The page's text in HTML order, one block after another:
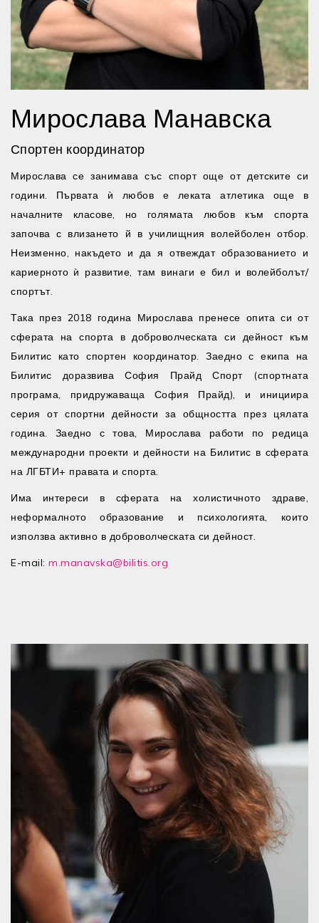
Мирослава Манавска
Спортен координатор
Мирослава се занимава със спорт още от детските си
години. Първата ѝ любов е леката атлетика още в
началните класове, но голямата любов към спорта
започва с влизането й в училищния волейболен отбор.
Неизменно, накъдето и да я отвеждат образованието и
кариерното ѝ развитие, там винаги е бил и волейболът/
спортът.
Така през 2018 година Мирослава пренесе опита си от
сферата на спорта в доброволческата си дейност към
Билитис като спортен координатор. Заедно с екипа на
Билитис доразвива София Прайд Спорт (спортната
програма, придружаваща София Прайд), и инициира
серия от спортни дейности за общността през цялата
година. Заедно с това, Мирослава
работи по редица
международни проекти и дейности на Билитис в сферата
на ЛГБТИ+ правата и спорта.
Има интереси в сферата на холистичното здраве,
неформалното образование и психологията, които
използва активно в доброволческата си дейност.
E-mail: m.manavska@bilitis.org